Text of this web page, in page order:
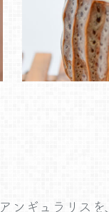
ギュラリスを、